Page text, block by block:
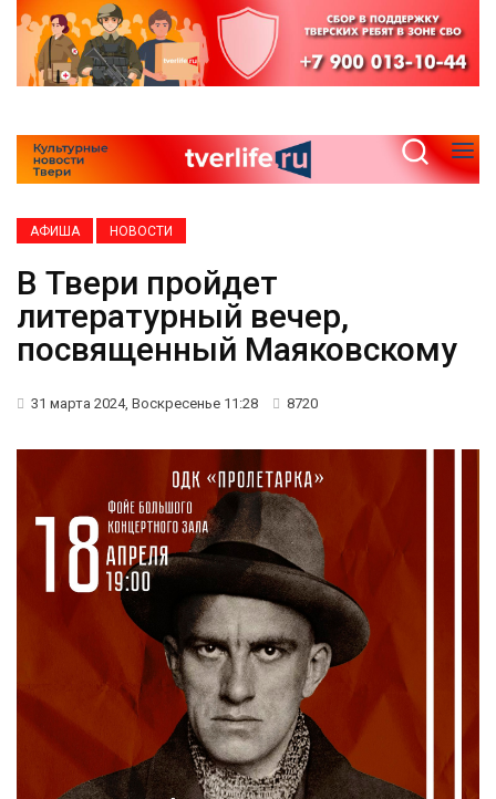
АФИША НОВОСТИ
В Твери пройдет
литературный вечер,
посвященный Маяковскому
31 марта 2024, Воскресенье 11:28 8720